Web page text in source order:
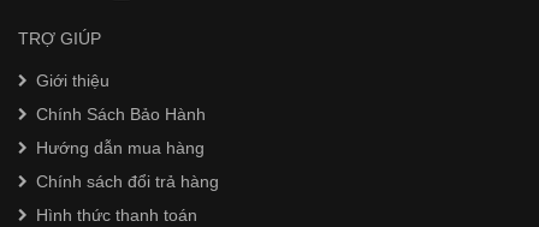
TRỢ GIÚP
Giới thiệu
Chính Sách Bảo Hành
Hướng dẫn mua hàng
Chính sách đổi trả hàng
Hình thức thanh toán